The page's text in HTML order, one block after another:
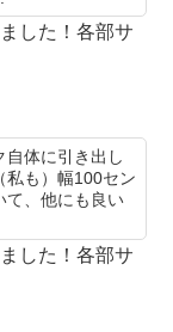
した！各部サ
体に引き出し
私も）幅100セン
て、他にも良い
した！各部サ